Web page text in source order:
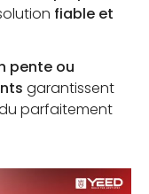
fiable et
pente ou
garantissent
parfaitement